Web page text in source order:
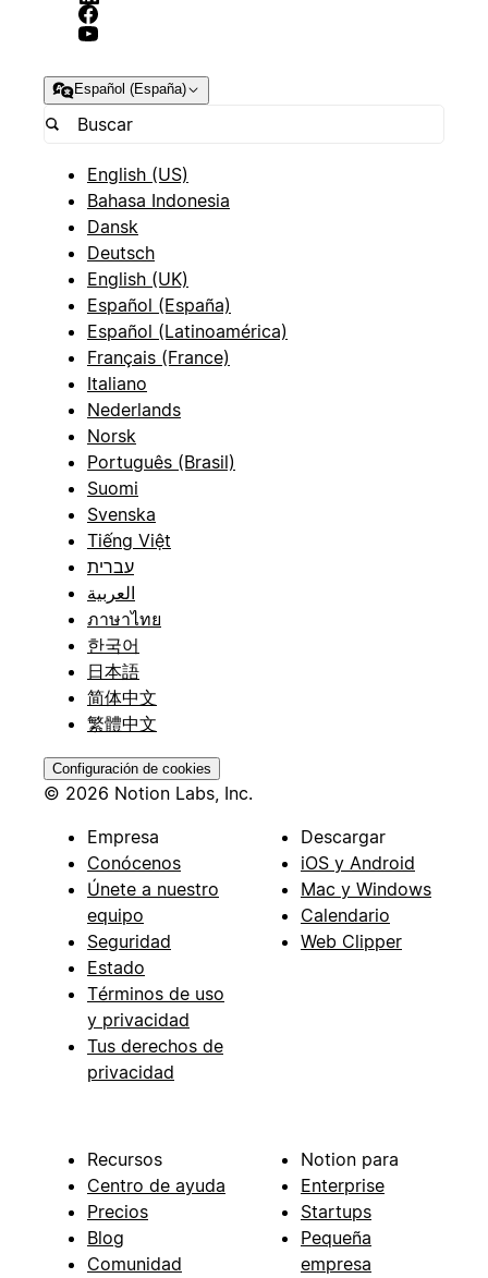
Español (España)
English (US)
Bahasa Indonesia
Dansk
Deutsch
English (UK)
Español (España)
Español (Latinoamérica)
Français (France)
Italiano
Nederlands
Norsk
Português (Brasil)
Suomi
Svenska
Tiếng Việt
עברית
العربية
ภาษาไทย
한국어
日本語
简体中文
繁體中文
Configuración de cookies
© 2026 Notion Labs, Inc.
Empresa
Conócenos
Únete a nuestro
equipo
Seguridad
Estado
Términos de uso
y privacidad
Tus derechos de
privacidad
Descargar
iOS y Android
Mac y Windows
Calendario
Web Clipper
Recursos
Centro de ayuda
Precios
Blog
Comunidad
Notion para
Enterprise
Startups
Pequeña
empresa